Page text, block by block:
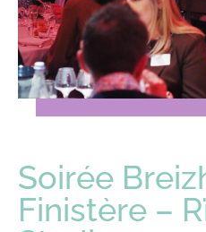
Soirée
Finistère –